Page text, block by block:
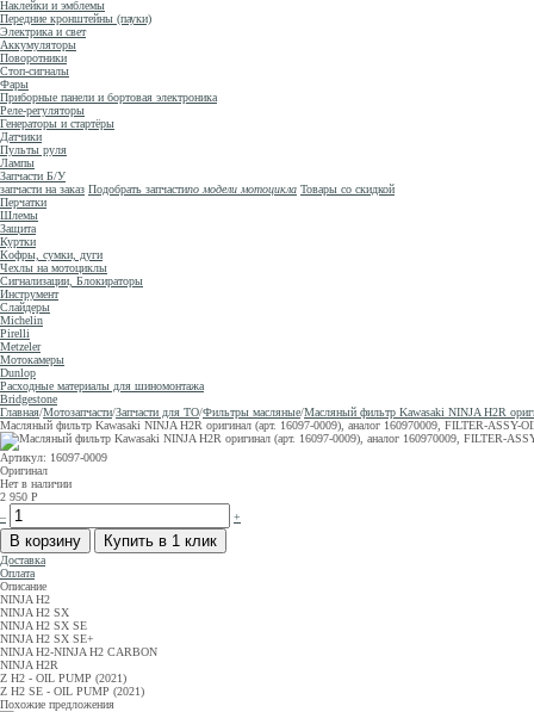
Наклейки и эмблемы
Передние кронштейны (пауки)
Электрика и свет
Аккумуляторы
Поворотники
Стоп-сигналы
Фары
Приборные панели и бортовая электроника
Реле-регуляторы
Генераторы и стартёры
Датчики
Пульты руля
Лампы
Запчасти Б/У
запчасти на заказ Подобрать запчастипо модели мотоцикла Товары со скидкой
Перчатки
Шлемы
Защита
Куртки
Кофры, сумки, дуги
Чехлы на мотоциклы
Сигнализации, Блокираторы
Инструмент
Слайдеры
Michelin
Pirelli
Metzeler
Мотокамеры
Dunlop
Расходные материалы для шиномонтажа
Bridgestone
Главная/Мотозапчасти/Запчасти для ТО/Фильтры масляные/Масляный фильтр Kawasaki NINJA H2R
Масляный фильтр Kawasaki NINJA H2R оригинал (арт. 16097-0009), аналог 160970009, FILTER-ASSY-
Артикул: 16097-0009
Оригинал
Нет в наличии
2 950 Р
–
+
Доставка
Оплата
Описание
NINJA H2
NINJA H2 SX
NINJA H2 SX SE
NINJA H2 SX SE+
NINJA H2-NINJA H2 CARBON
NINJA H2R
Z H2 - OIL PUMP (2021)
Z H2 SE - OIL PUMP (2021)
Похожие предложения